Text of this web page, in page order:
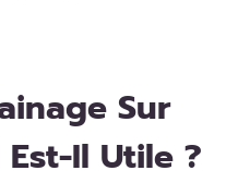
Sur
Il Utile ?